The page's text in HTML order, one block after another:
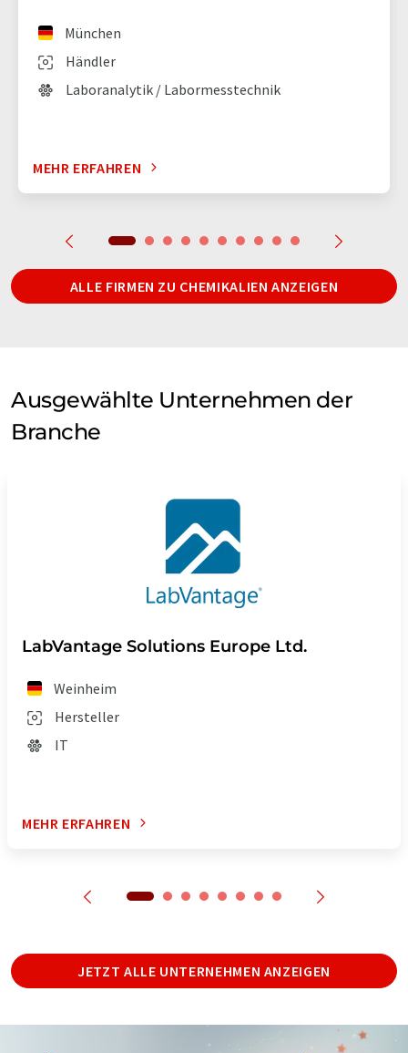
Händler
München
Laboranalytik / Labormesstechnik
MEHR ERFAHREN
ALLE FIRMEN ZU CHEMIKALIEN ANZEIGEN
Ausgewählte Unternehmen der
Branche
LabVantage Solutions Europe Ltd.
Weinheim
Hersteller
IT
MEHR ERFAHREN
JETZT ALLE UNTERNEHMEN ANZEIGEN